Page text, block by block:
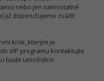
nebo jen samostatné
již doporučujeme zvážit
krok, kterým je
VIP programu kontaktujte
bude umožněno